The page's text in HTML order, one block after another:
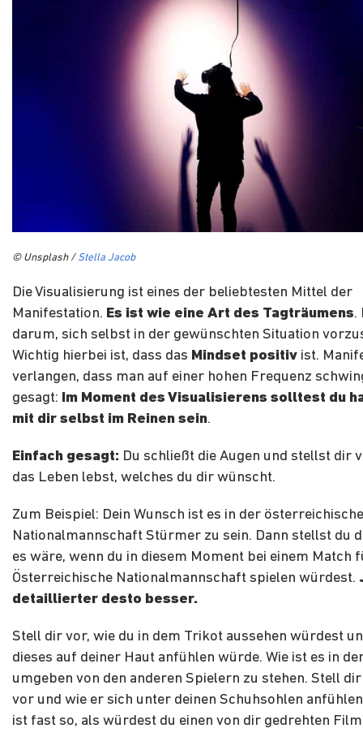
© Unsplash / Stella Jacob
Die Visualisierung ist eines der beliebtesten Mittel der
Manifestation. Es ist wie eine Art des Tagträumens.
darum, sich selbst in der gewünschten Situation
Wichtig hierbei ist, dass das Mindset positiv ist.
verlangen, dass man auf einer hohen Frequenz
gesagt: Im Moment des Visualisierens solltest du
mit dir selbst im Reinen sein.
Einfach gesagt: Du schließt die Augen und stellst dir
das Leben lebst, welches du dir wünscht.
Zum Beispiel: Dein Wunsch ist es in der
Nationalmannschaft Stürmer zu sein. Dann stellst du
es wäre, wenn du in diesem Moment bei einem Match
Österreichische Nationalmannschaft spielen würdest.
detaillierter desto besser.
Stell dir vor, wie du in dem Trikot aussehen würdest
dieses auf deiner Haut anfühlen würde. Wie ist es in
umgeben von den anderen Spielern zu stehen. Stell dir
vor und wie er sich unter deinen Schuhsohlen
ist fast so, als würdest du einen von dir gedrehten